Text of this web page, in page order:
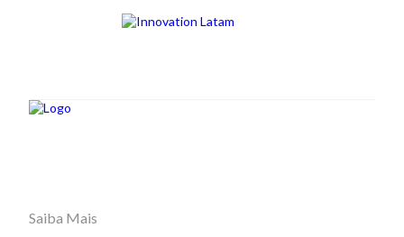
Saiba Mais